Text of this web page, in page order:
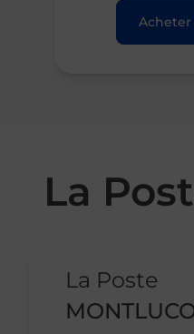
La
La Poste